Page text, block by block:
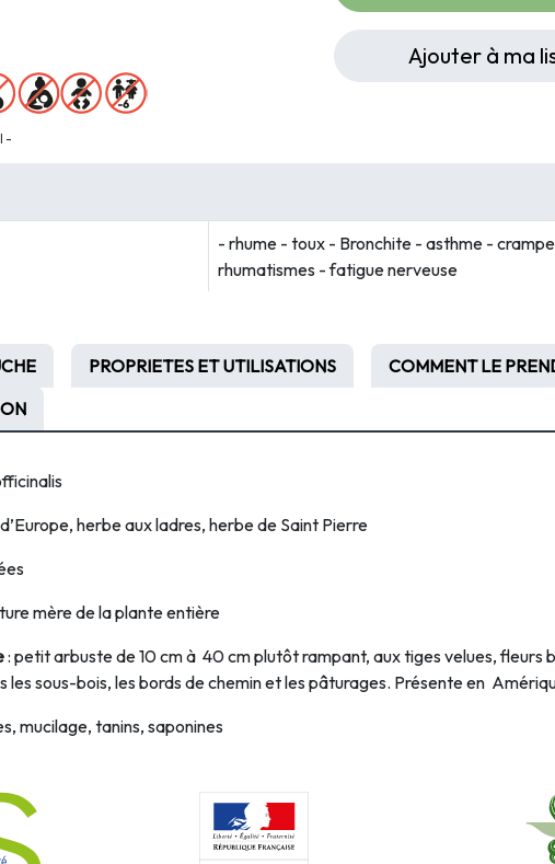
-
Ajouter à ma
- rhume - toux - Bronchite - asthme -
rhumatismes - fatigue nerveuse
PROPRIETES ET UTILISATIONS COMMENT LE
herbe aux ladres, herbe de Saint Pierre
mère de la plante entière
: petit arbuste de 10 cm à 40 cm plutôt rampant, aux tiges velues, fleurs
sous-bois, les bords de chemin et les pâturages. Présente en
mucilage, tanins, saponines